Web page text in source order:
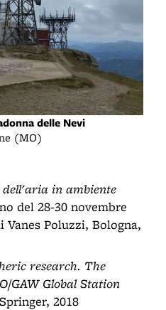
delle Nevi
(MO)
in ambiente
del 28-30 novembre
Vanes Poluzzi, Bologna,
research. The
GAW Global Station
2018